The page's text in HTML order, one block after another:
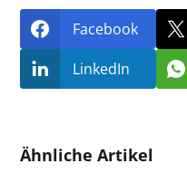
Facebook
LinkedIn
Ähnliche Artikel